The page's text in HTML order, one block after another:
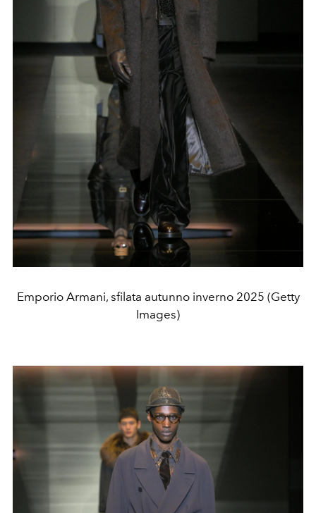
Emporio Armani, sfilata autunno inverno 2025 (Getty
Images)